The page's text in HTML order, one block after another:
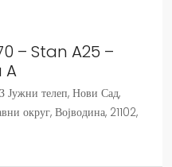
– Stan A25 –
A
Јужни телеп, Нови Сад,
округ, Војводина, 21102,